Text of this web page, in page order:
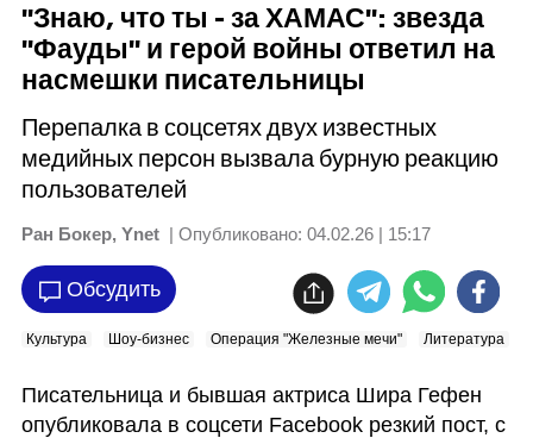
"Знаю, что ты - за ХАМАС": звезда
"Фауды" и герой войны ответил на
насмешки писательницы
Перепалка в соцсетях двух известных
медийных персон вызвала бурную реакцию
пользователей
Ран Бокер, Ynet | Опубликовано: 04.02.26 | 15:17
Обсудить
Культура Шоу-бизнес Операция "Железные мечи" Литература
Писательница и бывшая актриса Шира Гефен
опубликовала в соцсети Facebook резкий пост, с